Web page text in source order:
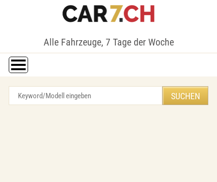
Alle Fahrzeuge, 7 Tage der Woche